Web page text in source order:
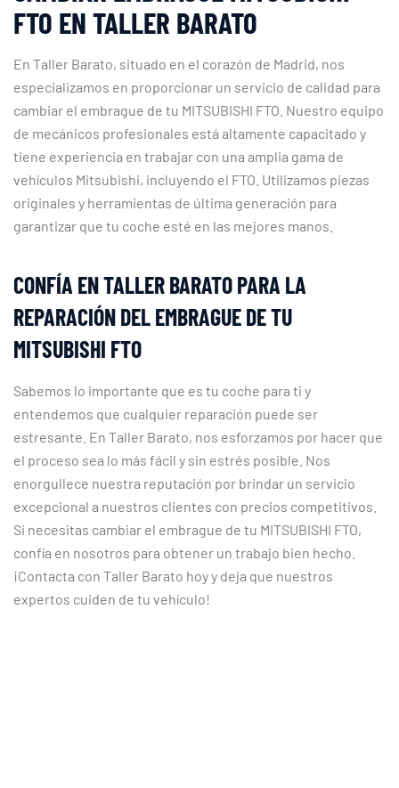
FTO EN TALLER BARATO
En Taller Barato, situado en el corazón de Madrid, nos
especializamos en proporcionar un servicio de calidad para
cambiar el embrague de tu MITSUBISHI FTO. Nuestro equipo
de mecánicos profesionales está altamente capacitado y
tiene experiencia en trabajar con una amplia gama de
vehículos Mitsubishi, incluyendo el FTO. Utilizamos piezas
originales y herramientas de última generación para
garantizar que tu coche esté en las mejores manos.
CONFÍA EN TALLER BARATO PARA LA
REPARACIÓN DEL EMBRAGUE DE TU
MITSUBISHI FTO
Sabemos lo importante que es tu coche para ti y
entendemos que cualquier reparación puede ser
estresante. En Taller Barato, nos esforzamos por hacer que
el proceso sea lo más fácil y sin estrés posible. Nos
enorgullece nuestra reputación por brindar un servicio
excepcional a nuestros clientes con precios competitivos.
Si necesitas cambiar el embrague de tu MITSUBISHI FTO,
confía en nosotros para obtener un trabajo bien hecho.
¡Contacta con Taller Barato hoy y deja que nuestros
expertos cuiden de tu vehículo!